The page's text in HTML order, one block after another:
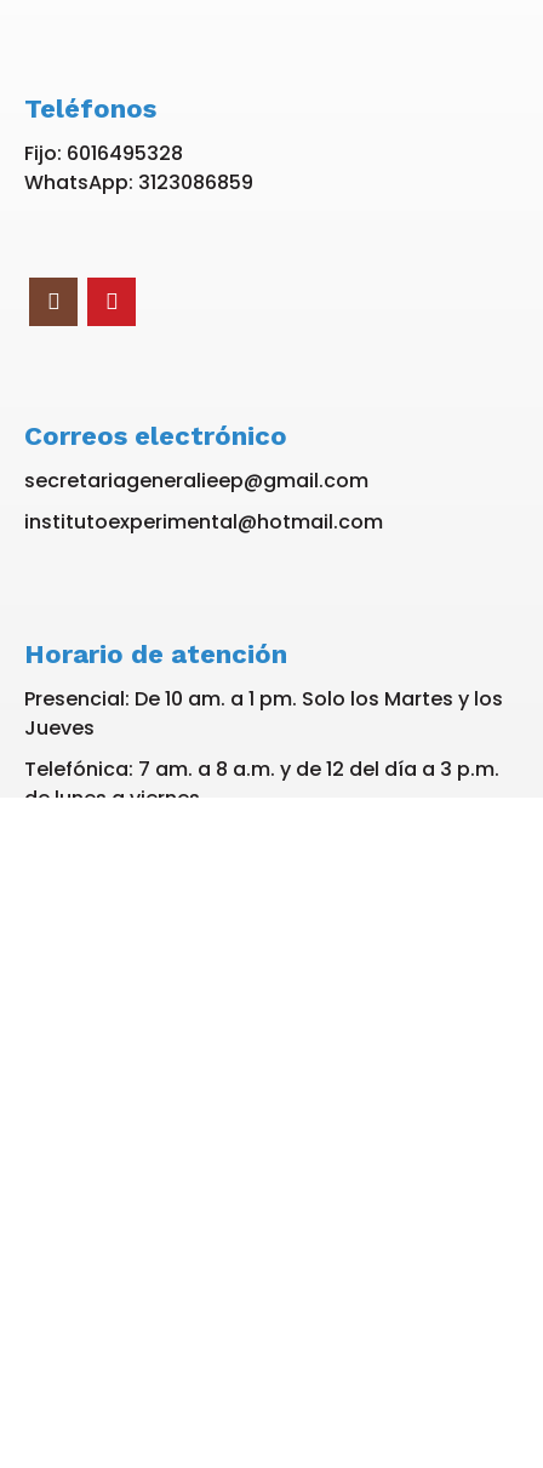
Teléfonos
Fijo: 6016495328
WhatsApp: 3123086859
Correos electrónico
secretariageneralieep@gmail.com
institutoexperimental@hotmail.com
Horario de atención
Presencial: De 10 am. a 1 pm. Solo los Martes y los
Jueves
Telefónica: 7 am. a 8 a.m. y de 12 del día a 3 p.m.
de lunes a viernes